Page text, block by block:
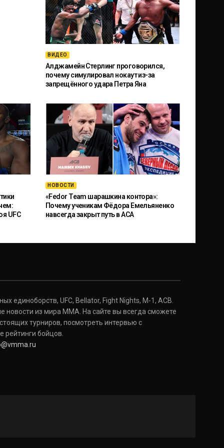
ВИДЕО
Алджамейн Стерлинг проговорился,
почему симулировал нокаут из-за
запрещённого удара Петра Яна
UFC
НОВОСТИ
«Fedor Team шарашкина контора»:
Почему ученикам Фёдора Емельяненко
навсегда закрыт путь в ACA
единоборств, UFC, Bellator, Fight Nights, M-1, ACB.
новости из мира ММА. На сайте вы всегда сможете
турниров, посмотреть интервью с
бойцов.